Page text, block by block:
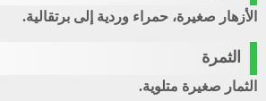
الأزهار صغيرة، حمراء وردية إلى برتقالية.
الثمرة
الثمار صغيرة متلوية.